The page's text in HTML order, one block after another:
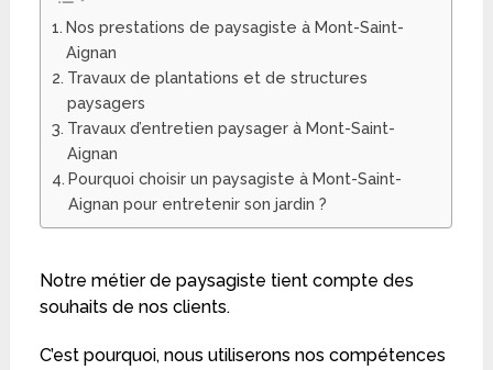
Nos prestations de paysagiste à Mont-Saint-
Aignan
Travaux de plantations et de structures
paysagers
Travaux d’entretien paysager à Mont-Saint-
Aignan
Pourquoi choisir un paysagiste à Mont-Saint-
Aignan pour entretenir son jardin ?
Notre métier de paysagiste tient compte des
souhaits de nos clients.
C’est pourquoi, nous utiliserons nos compétences